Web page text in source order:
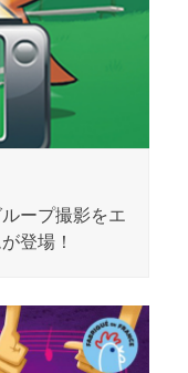
ープ撮影をエ
登場！